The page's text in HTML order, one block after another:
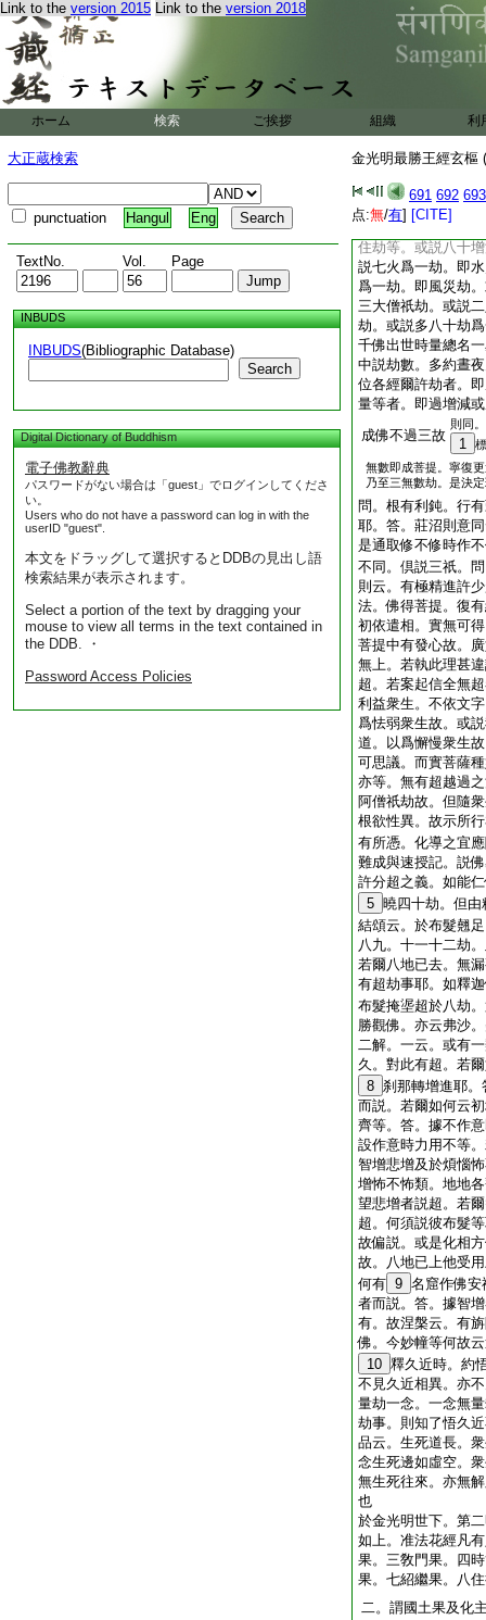
Link to the version 2015 Link to the version 2018
ホーム 検索 ご挨拶 組織 利
大正蔵検索
punctuation Hangul Eng
TextNo. Vol. Page
INBUDS
INBUDS(Bibliographic Database)
Search
Digital Dictionary of Buddhism
電子佛教辭典
パスワードがない場合は「guest」でログインしてくださ
い。
Users who do not have a password can log in with the
userID "guest".
本文をドラッグして選択するとDDBの見出し語
検索結果が表示されます。
Select a portion of the text by dragging your
mouse to view all terms in the text contained in
the DDB. ・
Password Access Policies
金光明最勝王經玄樞
691 692 693
点:無/有] [CITE]
佛。奉持正法具菩
修因。因中初明供
慧。後具諸行祕結
以兼中也。終言已
劫者。莊云。即依
無數。何者。大劫
故。乃至廣説。即
無量阿僧祇是小劫
三阿僧祇成佛是大
種。如法花論有五
饉等爲三劫。或説
住劫等。或説八十
説七火爲一劫。即
爲一劫。即風災劫
三大僧祇劫。或説
劫。或説多八十劫
千佛出世時量總名
中説劫數。多約晝
位各經爾許劫者。
量等者。即過增減
成佛不過三故
則同
1
無數即成菩提。寧復
乃至三無數劫。是決
問。根有利鈍。行
耶。答。莊沼則意
是通取修不修時作
不同。倶説三祇。
則云。有極精進許
法。佛得菩提。復
初依遣相。實無可
菩提中有發心故。
無上。若執此理甚
超。若案起信全無
利益衆生。不依文
爲怯弱衆生故。或
道。以爲懈慢衆生
可思議。而實菩薩
亦等。無有超越過
阿僧祇劫故。但隨
根欲性異。故示所
有所憑。化導之宜
難成與速授記。説
許分超之義。如能
5 曉四十劫。但
結頌云。於布髮翹
八九。十一十二劫
若爾八地已去。無
有超劫事耶。如釋
布髮掩埿超於八劫
勝觀佛。亦云弗沙
二解。一云。或有
久。對此有超。若
8 刹那轉增進耶
而説。若爾如何云
齊等。答。據不作
設作意時力用不等
智增悲增及於煩惱
增怖不怖類。地地
望悲增者説超。若
超。何須説彼布髮
故偏説。或是化相
故。八地已上他受
何有 9 名窟作佛安
者而説。答。據智
有。故涅槃云。有
佛。今妙幢等何故
10 釋久近時。約
不見久近相異。亦
量劫一念。一念無
劫事。則知了悟久
品云。生死道長。
念生死邊如虛空。
無生死往來。亦無
也
於金光明世下。第
如上。准法花經凡
果。三敎門果。四
果。七紹繼果。八
二。謂國土果及化